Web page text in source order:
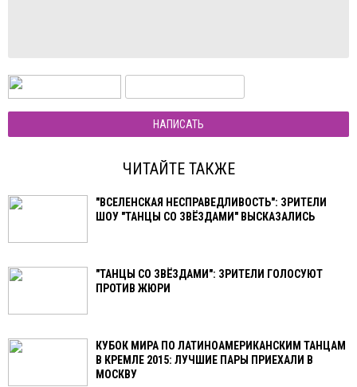
НАПИСАТЬ
ЧИТАЙТЕ ТАКЖЕ
"ВСЕЛЕНСКАЯ НЕСПРАВЕДЛИВОСТЬ": ЗРИТЕЛИ
ШОУ "ТАНЦЫ СО ЗВЁЗДАМИ" ВЫСКАЗАЛИСЬ
"ТАНЦЫ СО ЗВЁЗДАМИ": ЗРИТЕЛИ ГОЛОСУЮТ
ПРОТИВ ЖЮРИ
КУБОК МИРА ПО ЛАТИНОАМЕРИКАНСКИМ ТАНЦАМ
В КРЕМЛЕ 2015: ЛУЧШИЕ ПАРЫ ПРИЕХАЛИ В
МОСКВУ